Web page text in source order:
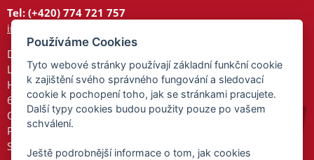
Tel: (+420) 774 721 757
info@tajnedarky.cz
Dárkové centrum
Legionářů 2
Hodonín
695 01
Otevřeno:
Po-Pá 9-17
So 9-11:30
Používáme Cookies
Tyto webové stránky používají základní funkční cookie
k zajištění svého správného fungování a sledovací
cookie k pochopení toho, jak se stránkami pracujete.
Další typy cookies budou použity pouze po vašem
schválení.
Ještě podrobnější informace o tom, jak cookies